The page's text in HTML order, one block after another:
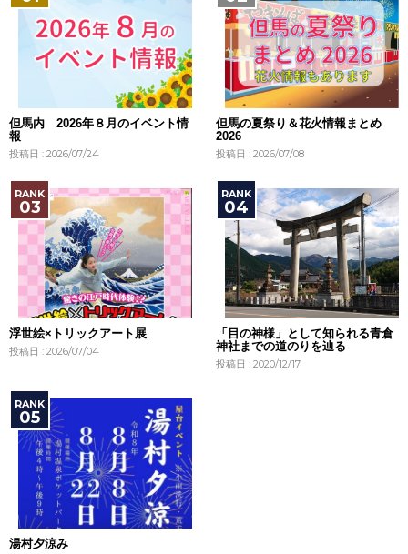
但馬内 2026年８月のイベント情
報
投稿日 : 2026/07/24
但馬の夏祭り＆花火情報まとめ
2026
投稿日 : 2026/07/08
浮世絵×トリックアート展
投稿日 : 2026/07/04
「目の神様」として知られる青倉
神社までの道のりを辿る
投稿日 : 2020/12/17
湯村夕涼み